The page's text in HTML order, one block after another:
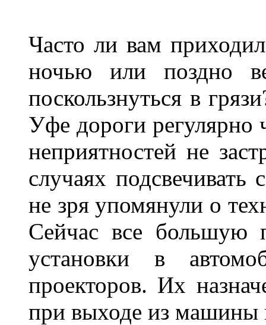
Часто ли вам
ночью или поздно
поскользнуться в
Уфе дороги регулярно
неприятностей не
случаях
не зря упомянули о
Сейчас все большую
установки в
проекторов. Их
при выходе из